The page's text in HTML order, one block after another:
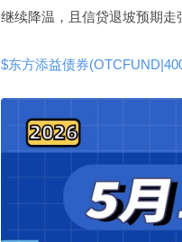
继续降温，且信贷退坡预期走
$东方添益债券